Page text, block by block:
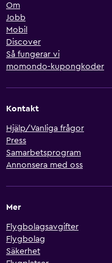
Om
Jobb
Mobil
Discover
Så fungerar vi
momondo-kupongkoder
Kontakt
Hjälp/Vanliga frågor
Press
Samarbetsprogram
Annonsera med oss
Mer
Flygbolagsavgifter
Flygbolag
Säkerhet